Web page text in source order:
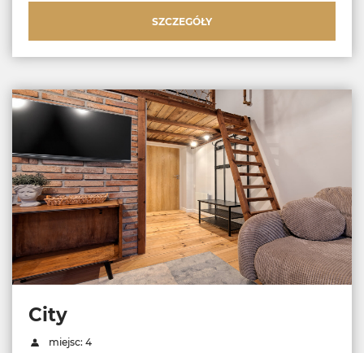
SZCZEGÓŁY
City
miejsc: 4